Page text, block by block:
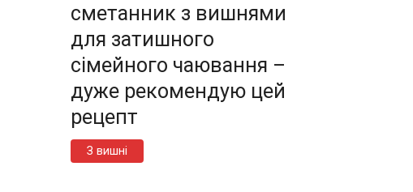
сметанник з вишнями
для затишного
сімейного чаювання –
дуже рекомендую цей
рецепт
З вишні